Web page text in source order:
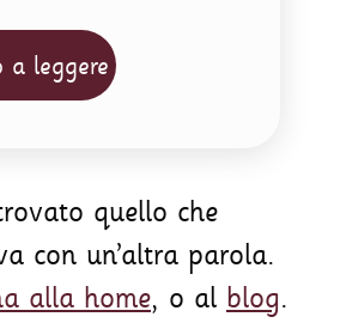
a leggere
quello che
con un’altra parola.
alla home, o al blog.